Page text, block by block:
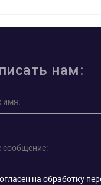
нам:
на обработку